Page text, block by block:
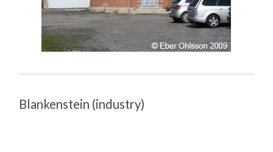
Blankenstein (industry)